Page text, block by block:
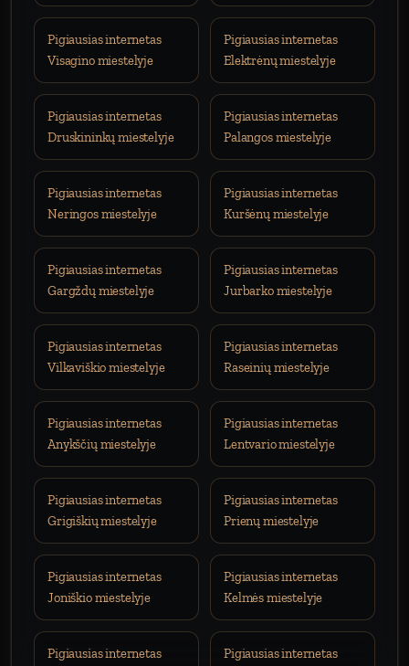
Pigiausias internetas
Visagino miestelyje
Pigiausias internetas
Elektrėnų miestelyje
Pigiausias internetas
Druskininkų miestelyje
Pigiausias internetas
Palangos miestelyje
Pigiausias internetas
Neringos miestelyje
Pigiausias internetas
Kuršėnų miestelyje
Pigiausias internetas
Gargždų miestelyje
Pigiausias internetas
Jurbarko miestelyje
Pigiausias internetas
Vilkaviškio miestelyje
Pigiausias internetas
Raseinių miestelyje
Pigiausias internetas
Anykščių miestelyje
Pigiausias internetas
Lentvario miestelyje
Pigiausias internetas
Grigiškių miestelyje
Pigiausias internetas
Prienų miestelyje
Pigiausias internetas
Joniškio miestelyje
Pigiausias internetas
Kelmės miestelyje
Pigiausias internetas Pigiausias internetas